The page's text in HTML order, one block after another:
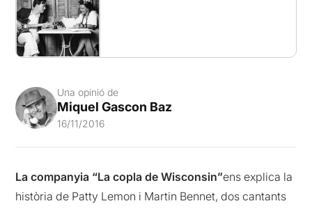
Una opinió de
Miquel Gascon Baz
16/11/2016
La companyia “La copla de Wisconsin”ens explica la
història de Patty Lemon i Martin Bennet, dos cantants